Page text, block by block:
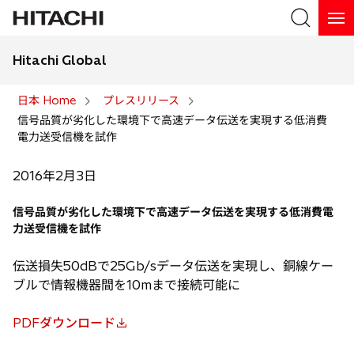
検索
Hitachi Global
日本 Home
プレスリリース
信号品質が劣化した環境下で高速データ伝送を実現する低消費
電力送受信機を試作
2016年2月3日
信号品質が劣化した環境下で高速データ伝送を実現する低消費電
力送受信機を試作
伝送損失50dBで25Gb/sデータ伝送を実現し、銅線ケー
ブルで情報機器間を10mまで接続可能に
PDFダウンロード
新